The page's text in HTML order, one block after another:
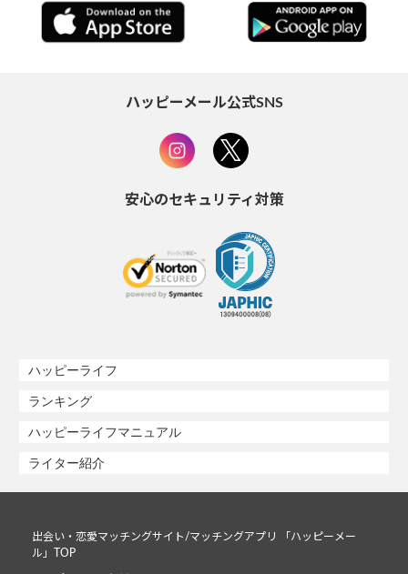
ハッピーメール公式SNS
安心のセキュリティ対策
ハッピーライフ
ランキング
ハッピーライフマニュアル
ライター紹介
出会い・恋愛マッチングサイト/マッチングアプリ 「ハッピーメー
ル」TOP